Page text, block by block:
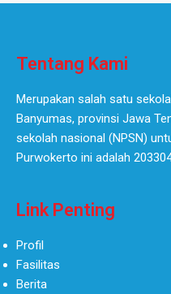
Tentang Kami
Merupakan salah satu
Banyumas, provinsi Jawa
sekolah nasional (NPSN)
Purwokerto ini adalah
Link Penting
Profil
Fasilitas
Berita